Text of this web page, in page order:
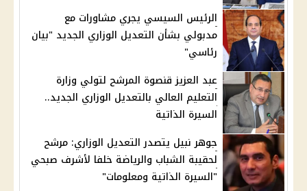
الرئيس السيسي يجري مشاورات مع
مدبولي بشأن التعديل الوزاري الجديد "بيان
رئاسي"
عبد العزيز قنصوة المرشح لتولي وزارة
التعليم العالي بالتعديل الوزاري الجديد..
السيرة الذاتية
جوهر نبيل يتصدر التعديل الوزاري: مرشح
لحقيبة الشباب والرياضة خلفا لأشرف صبحي
"السيرة الذاتية ومعلومات"